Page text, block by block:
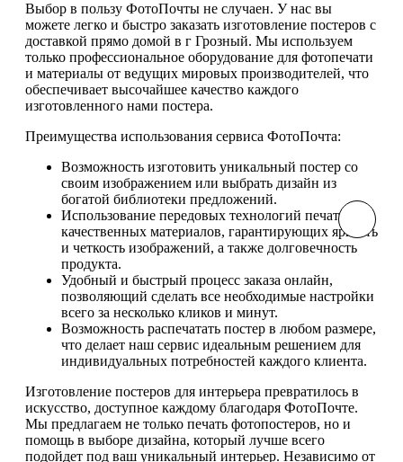
Выбор в пользу ФотоПочты не случаен. У нас вы
можете легко и быстро заказать изготовление постеров с
доставкой прямо домой в г Грозный. Мы используем
только профессиональное оборудование для фотопечати
и материалы от ведущих мировых производителей, что
обеспечивает высочайшее качество каждого
изготовленного нами постера.
Преимущества использования сервиса ФотоПочта:
Возможность изготовить уникальный постер со
своим изображением или выбрать дизайн из
богатой библиотеки предложений.
Использование передовых технологий печати и
качественных материалов, гарантирующих яркость
и четкость изображений, а также долговечность
продукта.
Удобный и быстрый процесс заказа онлайн,
позволяющий сделать все необходимые настройки
всего за несколько кликов и минут.
Возможность распечатать постер в любом размере,
что делает наш сервис идеальным решением для
индивидуальных потребностей каждого клиента.
Изготовление постеров для интерьера превратилось в
искусство, доступное каждому благодаря ФотоПочте.
Мы предлагаем не только печать фотопостеров, но и
помощь в выборе дизайна, который лучше всего
подойдет под ваш уникальный интерьер. Независимо от